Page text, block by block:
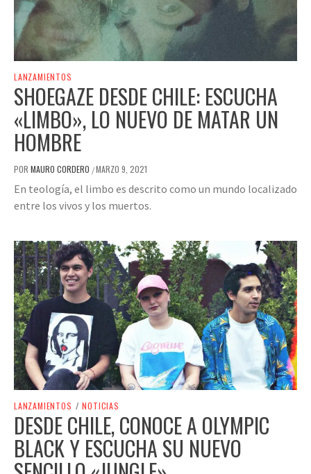
LANZAMIENTOS
SHOEGAZE DESDE CHILE: ESCUCHA
«LIMBO», LO NUEVO DE MATAR UN
HOMBRE
POR MAURO CORDERO /MARZO 9, 2021
En teología, el limbo es descrito como un mundo localizado
entre los vivos y los muertos.
LANZAMIENTOS / NOTICIAS
DESDE CHILE, CONOCE A OLYMPIC
BLACK Y ESCUCHA SU NUEVO